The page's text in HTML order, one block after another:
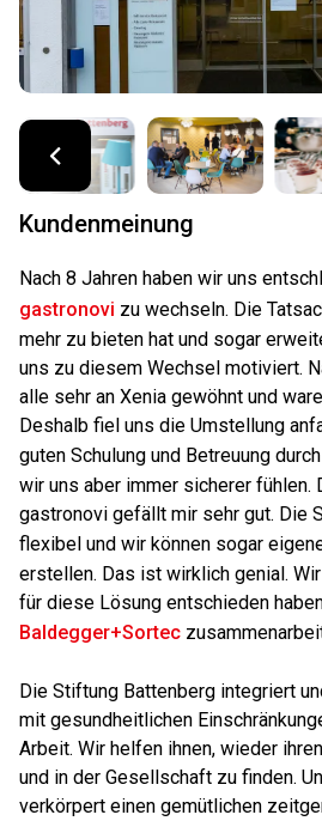
Kundenmeinung
Nach 8 Jahren haben wir uns
gastronovi zu wechseln. Die
mehr zu bieten hat und sogar
uns zu diesem Wechsel motiviert.
alle sehr an Xenia gewöhnt und
Deshalb fiel uns die Umstellung
guten Schulung und Betreuung
wir uns aber immer sicherer fühlen.
gastronovi gefällt mir sehr gut. Die
flexibel und wir können sogar
erstellen. Das ist wirklich genial.
für diese Lösung entschieden
Baldegger+Sortec
Die Stiftung Battenberg integriert
mit gesundheitlichen
Arbeit. Wir helfen ihnen, wieder
und in der Gesellschaft zu finden.
verkörpert einen gemütlichen